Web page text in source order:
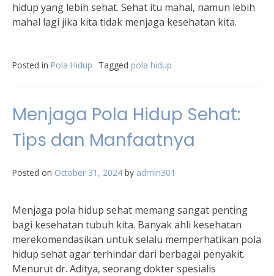
hidup yang lebih sehat. Sehat itu mahal, namun lebih
mahal lagi jika kita tidak menjaga kesehatan kita.
Posted in Pola Hidup Tagged pola hidup
Menjaga Pola Hidup Sehat:
Tips dan Manfaatnya
Posted on October 31, 2024 by admin301
Menjaga pola hidup sehat memang sangat penting
bagi kesehatan tubuh kita. Banyak ahli kesehatan
merekomendasikan untuk selalu memperhatikan pola
hidup sehat agar terhindar dari berbagai penyakit.
Menurut dr. Aditya, seorang dokter spesialis